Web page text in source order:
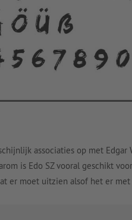
associaties op met Edgar
is Edo SZ vooral geschikt
er moet uitzien alsof het er